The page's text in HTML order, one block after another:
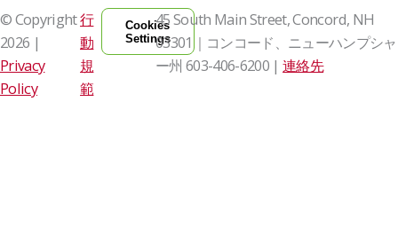
© Copyright
2026 |
Privacy
Policy
行
動
規
範
Cookies
Settings
45 South Main Street, Concord, NH
03301｜コンコード、ニューハンプシャ
ー州 603-406-6200 | 連絡先